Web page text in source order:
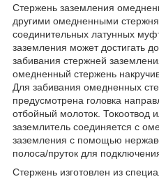
Стержень заземления
другими омедненными
соединительных латунных
заземления может достигать
забивания стержней
омедненный стержень
Для забивания омедненных
предусмотрена головка
отбойный молоток. Токоотвод
заземлитель соединяется с
заземления с помощью
полоса/пруток для
Стержень изготовлен из